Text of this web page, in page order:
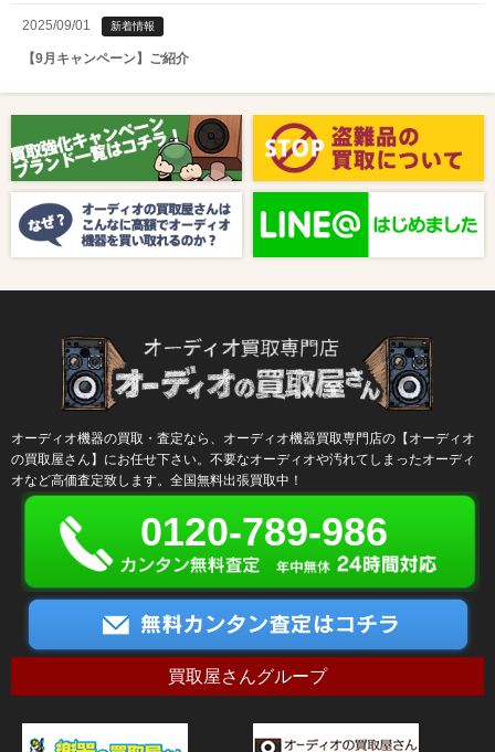
2025/09/01 新着情報
【9月キャンペーン】ご紹介
【8月キャンペーン】ご紹介
2024/10/04 新着情報
【ラジオ番組放送のお知らせ】
オーディオ機器の買取・査定なら、オーディオ機器買取専門店の【オーディオ
の買取屋さん】にお任せ下さい。不要なオーディオや汚れてしまったオーディ
オなど高価査定致します。全国無料出張買取中！
0120-789-986
買取屋さんグループ